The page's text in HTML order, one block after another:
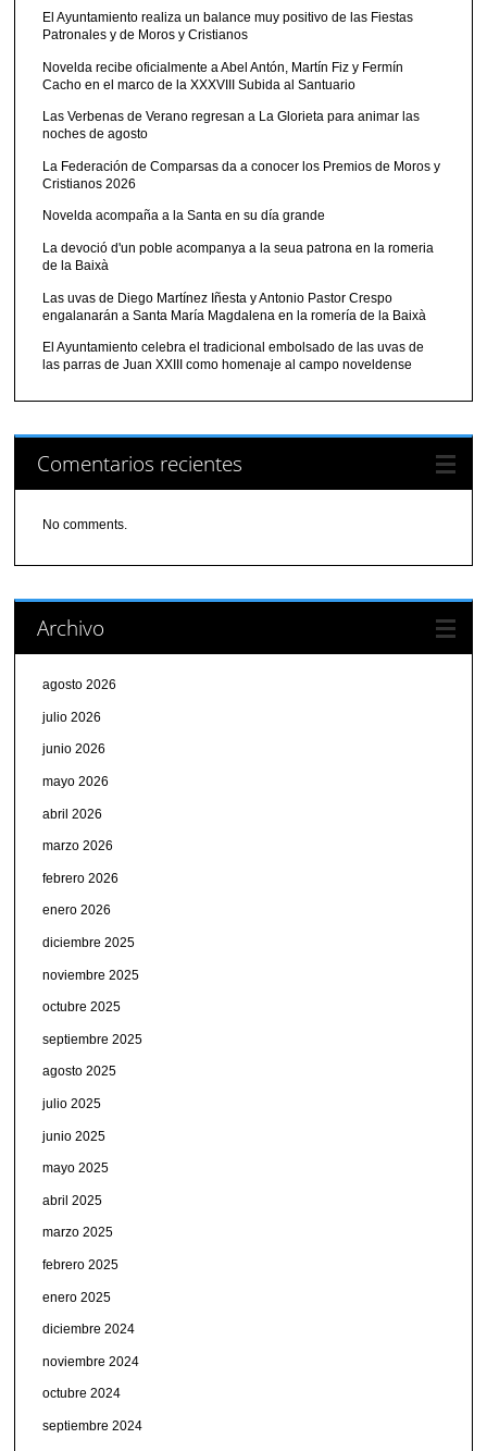
El Ayuntamiento realiza un balance muy positivo de las Fiestas
Patronales y de Moros y Cristianos
Novelda recibe oficialmente a Abel Antón, Martín Fiz y Fermín
Cacho en el marco de la XXXVIII Subida al Santuario
Las Verbenas de Verano regresan a La Glorieta para animar las
noches de agosto
La Federación de Comparsas da a conocer los Premios de Moros y
Cristianos 2026
Novelda acompaña a la Santa en su día grande
La devoció d'un poble acompanya a la seua patrona en la romeria
de la Baixà
Las uvas de Diego Martínez Iñesta y Antonio Pastor Crespo
engalanarán a Santa María Magdalena en la romería de la Baixà
El Ayuntamiento celebra el tradicional embolsado de las uvas de
las parras de Juan XXIII como homenaje al campo noveldense
Comentarios recientes
No comments.
Archivo
agosto 2026
julio 2026
junio 2026
mayo 2026
abril 2026
marzo 2026
febrero 2026
enero 2026
diciembre 2025
noviembre 2025
octubre 2025
septiembre 2025
agosto 2025
julio 2025
junio 2025
mayo 2025
abril 2025
marzo 2025
febrero 2025
enero 2025
diciembre 2024
noviembre 2024
octubre 2024
septiembre 2024